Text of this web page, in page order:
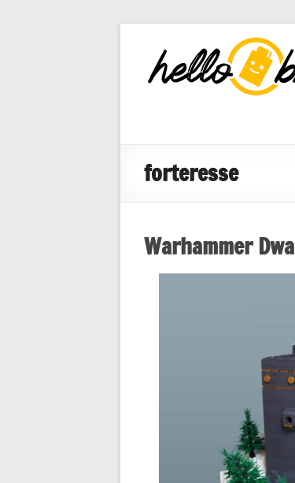
HelloBricks
Blog LEGO,
nouveaut�s
forteresse
Warhammer